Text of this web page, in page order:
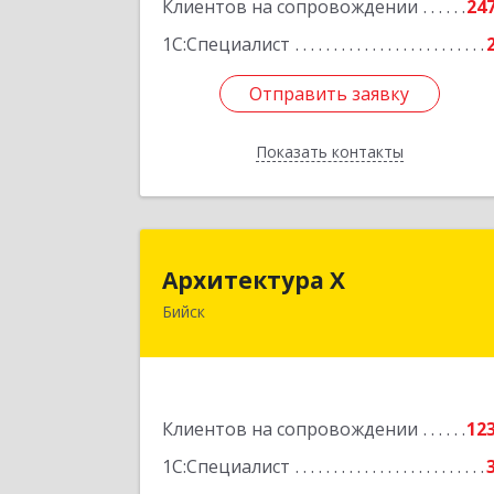
Клиентов на сопровождении
1С:Специалист
Отправить заявку
Показать контакты
Отправить заявку
Назад
Архитектура Х
Бийск
Клиентов на сопровождении
1С:Специалист